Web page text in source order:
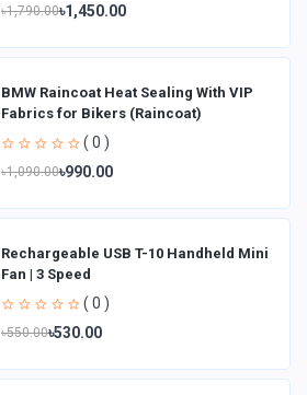
৳1,790.00৳1,450.00
BMW Raincoat Heat Sealing With VIP
Fabrics for Bikers (Raincoat)
( 0 )
৳1,090.00৳990.00
Rechargeable USB T-10 Handheld Mini
Fan | 3 Speed
( 0 )
৳550.00৳530.00